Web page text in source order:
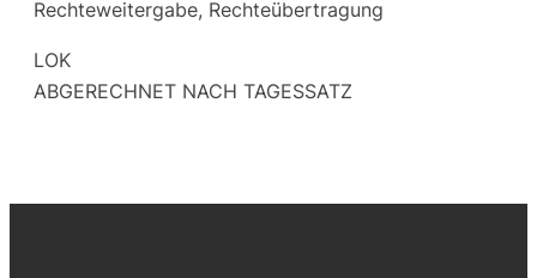
Rechteweitergabe, Rechteübertragung
LOK
ABGERECHNET NACH TAGESSATZ